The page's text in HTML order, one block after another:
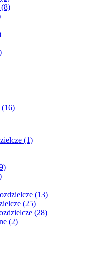
(16)
(1)
(13)
(25)
(28)
(2)